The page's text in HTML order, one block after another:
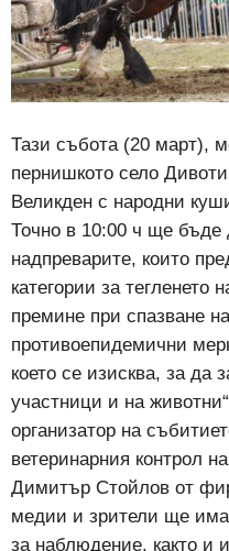
Тази събота (20 март),
пернишкото село
Великден с народни
Точно в 10:00 ч ще бъде
надпреварите, които
категории за тегленето
премине при спазване
противоепидемични
което се изисква, за да
участници и на
организатор на
ветеринарния контрол
Димитър Стойлов от
медии и зрители ще
за наблюдение, както и